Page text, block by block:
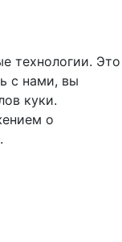
технологии. Это
с нами, вы
куки.
о
.